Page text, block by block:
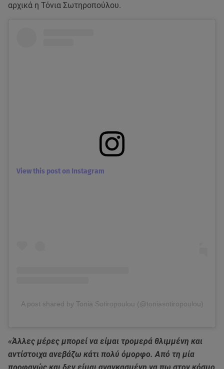
αρχικά η Τόνια Σωτηροπούλου.
View this post on Instagram
A post shared by Tonia Sotiropoulou (@toniasotiropoulou)
«Άλλες μέρες μπορεί να είμαι τρομερά θλιμμένη και
αντίστοιχα ανεβάζω κάτι πολύ όμορφο. Από τη μία
προφανώς και δεν είμαι αναγκασμένη να πω στον κόσμο